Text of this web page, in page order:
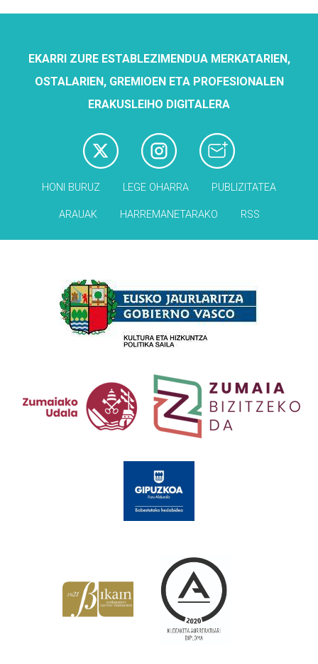
EKARRI ZURE ESTABLEZIMENDUA MERKATARIEN,
OSTALARIEN, GREMIOEN ETA PROFESIONALEN
ERAKUSLEIHO DIGITALERA
HONI BURUZ LEGE OHARRA PUBLIZITATEA
ARAUAK HARREMANETARAKO RSS